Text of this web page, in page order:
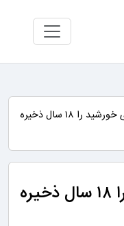
/ مایعی که انرژی خورشید را ۱۸ سال ذخیره
مایعی که انرژی خورشید را ۱۸ سال ذخیره